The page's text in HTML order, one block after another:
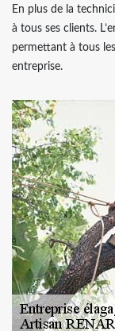
En plus de la
à tous ses clients.
permettant à tous
entreprise.